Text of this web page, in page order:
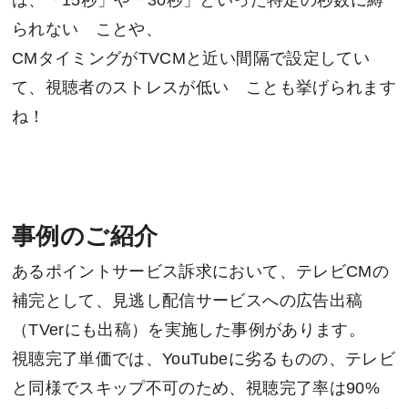
られない ことや、
CMタイミングがTVCMと近い間隔で設定してい
て、視聴者のストレスが低い ことも挙げられます
ね！
事例のご紹介
あるポイントサービス訴求において、テレビCMの
補完として、見逃し配信サービスへの広告出稿
（TVerにも出稿）を実施した事例があります。
視聴完了単価では、YouTubeに劣るものの、テレビ
と同様でスキップ不可のため、視聴完了率は90%